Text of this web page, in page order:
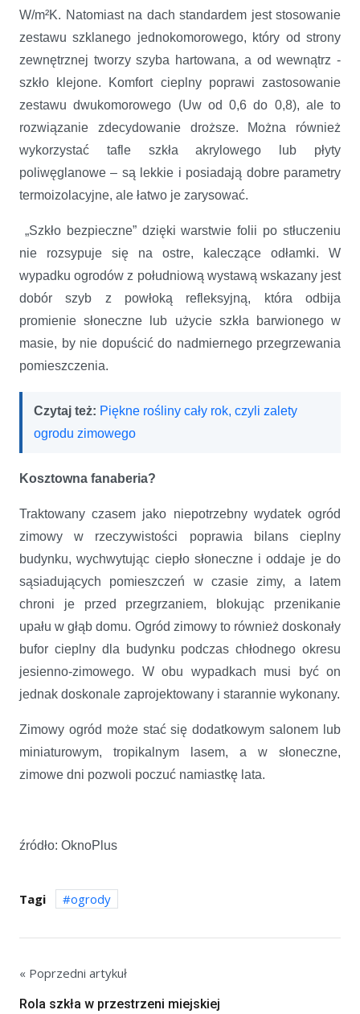
W/m²K. Natomiast na dach standardem jest stosowanie
zestawu szklanego jednokomorowego, który od strony
zewnętrznej tworzy szyba hartowana, a od wewnątrz -
szkło klejone. Komfort cieplny poprawi zastosowanie
zestawu dwukomorowego (Uw od 0,6 do 0,8), ale to
rozwiązanie zdecydowanie droższe. Można również
wykorzystać tafle szkła akrylowego lub płyty
poliwęglanowe – są lekkie i posiadają dobre parametry
termoizolacyjne, ale łatwo je zarysować.
„Szkło bezpieczne” dzięki warstwie folii po stłuczeniu
nie rozsypuje się na ostre, kaleczące odłamki. W
wypadku ogrodów z południową wystawą wskazany jest
dobór szyb z powłoką refleksyjną, która odbija
promienie słoneczne lub użycie szkła barwionego w
masie, by nie dopuścić do nadmiernego przegrzewania
pomieszczenia.
Czytaj też: Piękne rośliny cały rok, czyli zalety
ogrodu zimowego
Kosztowna fanaberia?
Traktowany czasem jako niepotrzebny wydatek ogród
zimowy w rzeczywistości poprawia bilans cieplny
budynku, wychwytując ciepło słoneczne i oddaje je do
sąsiadujących pomieszczeń w czasie zimy, a latem
chroni je przed przegrzaniem, blokując przenikanie
upału w głąb domu. Ogród zimowy to również doskonały
bufor cieplny dla budynku podczas chłodnego okresu
jesienno-zimowego. W obu wypadkach musi być on
jednak doskonale zaprojektowany i starannie wykonany.
Zimowy ogród może stać się dodatkowym salonem lub
miniaturowym, tropikalnym lasem, a w słoneczne,
zimowe dni pozwoli poczuć namiastkę lata.
źródło: OknoPlus
Tagi ogrody
« Poprzedni artykuł
Rola szkła w przestrzeni miejskiej